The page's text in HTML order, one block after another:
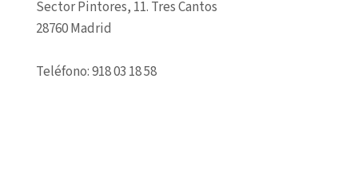
Sector Pintores, 11. Tres Cantos
28760 Madrid
Teléfono: 918 03 18 58